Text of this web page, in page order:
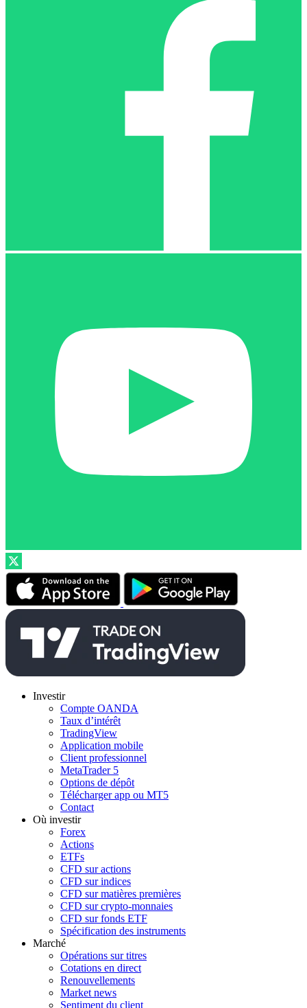
Investir
Compte OANDA
Taux d’intérêt
TradingView
Application mobile
Client professionnel
MetaTrader 5
Options de dépôt
Télécharger app ou MT5
Contact
Où investir
Forex
Actions
ETFs
CFD sur actions
CFD sur indices
CFD sur matières premières
CFD sur crypto-monnaies
CFD sur fonds ETF
Spécification des instruments
Marché
Opérations sur titres
Cotations en direct
Renouvellements
Market news
Sentiment du client